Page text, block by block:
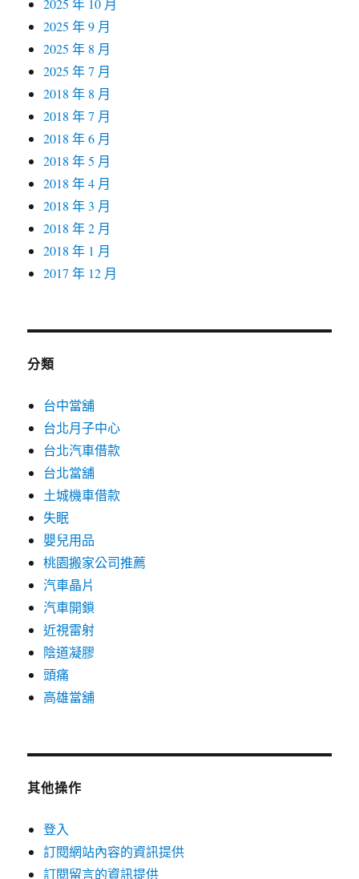
2025 年 10 月
2025 年 9 月
2025 年 8 月
2025 年 7 月
2018 年 8 月
2018 年 7 月
2018 年 6 月
2018 年 5 月
2018 年 4 月
2018 年 3 月
2018 年 2 月
2018 年 1 月
2017 年 12 月
分類
台中當舖
台北月子中心
台北汽車借款
台北當舖
土城機車借款
失眠
嬰兒用品
桃園搬家公司推薦
汽車晶片
汽車開鎖
近視雷射
陰道凝膠
頭痛
高雄當舖
其他操作
登入
訂閱網站內容的資訊提供
訂閱留言的資訊提供